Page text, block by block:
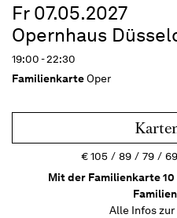
Fr 07.05.2027
Opernhaus
19:00 - 22:30
FamilienkarteOper
€105 89 79 69
Mit der Familienkarte
Alle Infos